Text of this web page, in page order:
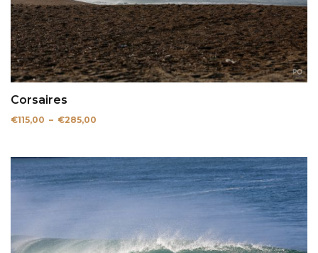
Corsaires
€115,00 – €285,00
à
€285,00